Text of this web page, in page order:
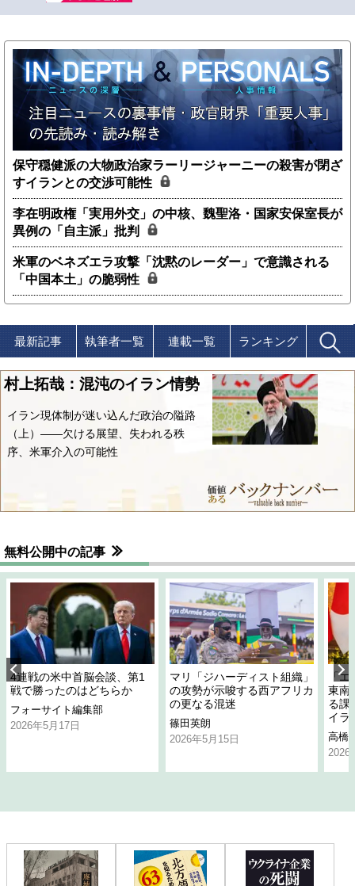
保守穏健派の大物政治家ラーリージャーニーの殺害が閉ざ
すイランとの交渉可能性
李在明政権「実用外交」の中核、魏聖洛・国家安保室長が
異例の「自主派」批判
米軍のベネズエラ攻撃「沈黙のレーダー」で意識される
「中国本土」の脆弱性
最新記事 執筆者一覧 連載一覧 ランキング
村上拓哉：混沌のイラン情勢
イラン現体制が迷い込んだ政治の隘路
（上）――欠ける展望、失われる秩
序、米軍介入の可能性
無料公開中の記事
4連戦の米中首脳会談、第1
戦で勝ったのはどちらか
フォーサイト編集部
2026年5月17日
マリ「ジハーディスト組織」
の攻勢が示唆する西アフリカ
の更なる混迷
篠田英朗
2026年5月15日
「
東南
る課
イラ
高橋
2026